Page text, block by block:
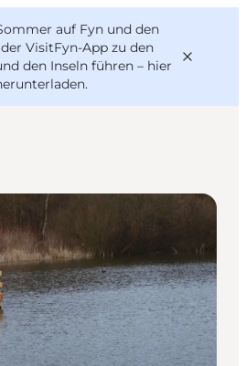
auf Fyn und den
VisitFyn-App zu den
den Inseln führen – hier
.